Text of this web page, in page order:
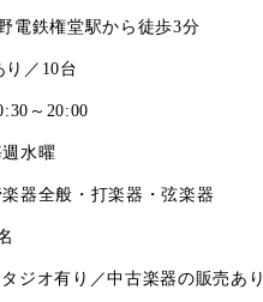
電鉄権堂駅から徒歩3分
り／10台
～20:00
水曜
器全般・打楽器・弦楽器
ジオ有り／中古楽器の販売あり